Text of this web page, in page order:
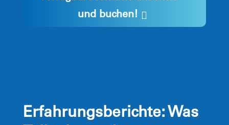
und buchen!
Erfahrungsberichte: Was